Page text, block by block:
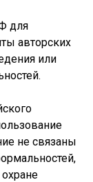
для
авторских
или
не связаны